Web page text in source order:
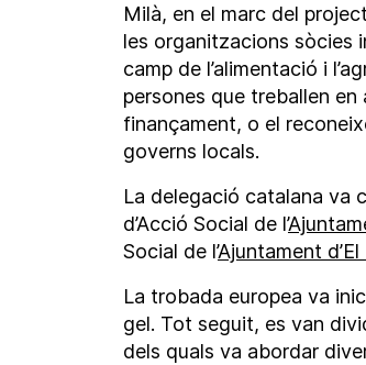
Milà, en el marc del
les organitzacions sòcies
camp de l’alimentació i
persones que treballen en
finançament, o el
governs locals.
La delegació catalana va
d’Acció Social de l’
Social de l’Ajuntament
La trobada europea va
gel. Tot seguit, es van
dels quals va abordar